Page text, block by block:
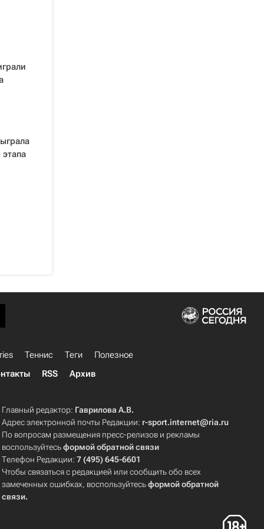
этапа
Теннис Теги
Полезное
RSS Архив
Главный редактор: Гаврилова А.В.
Адрес электронной почты Редакции: r-sport.internet@ria.ru
По вопросам размещения пресс-релизов и рекламы
воспользуйтесьформой обратной связи
Телефон Редакции:7 (495) 645-6601
Чтобы связаться с редакцией или сообщить обо всех
замеченных ошибках, воспользуйтесьформой обратной
связи.